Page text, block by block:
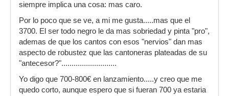
siempre implica una cosa: mas caro.
Por lo poco que se ve, a mi me gusta.....mas que el
3700. El ser todo negro le da mas sobriedad y pinta "pro",
ademas de que los cantos con esos "nervios" dan mas
aspecto de robustez que las cantoneras plateadas de su
"antecesor?"...........................
Yo digo que 700-800€ en lanzamiento.....y creo que me
quedo corto, aunque espero que si fueran 700 ya estaria